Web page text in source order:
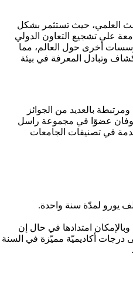
العلمي، حيث تستثمر بشكل
على تشجيع التعاون الدولي
أخرى حول العالم، مما
وتبادل المعرفة في بيئة
بالعديد من الجوائز
لوفان عضوًا في مجموعة راسل
في تصنيفات الجامعات
امتدادها في حال إن
درجات أكاديميّة مميّزة في السنة